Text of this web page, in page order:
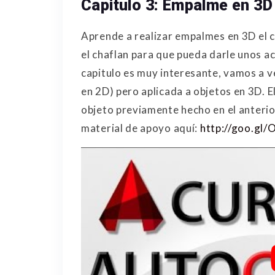
Capitulo 3: Empalme en 3D
Aprende a realizar empalmes en 3D el
el chaflan para que pueda darle unos
capitulo es muy interesante, vamos a
en 2D) pero aplicada a objetos en 3D.
objeto previamente hecho en el
material de apoyo aquí: http://goo.gl/